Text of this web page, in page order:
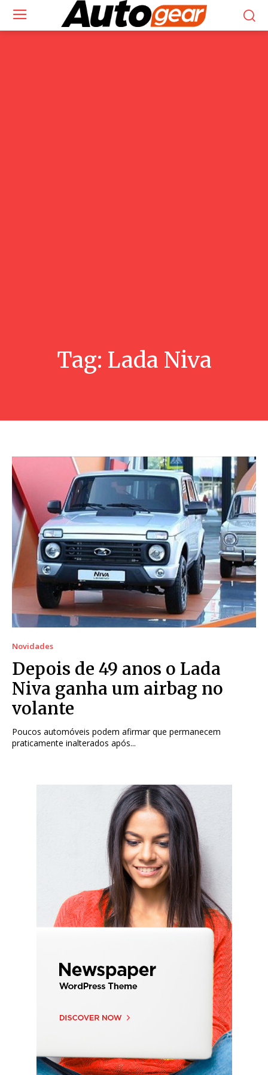
Tag: Lada Niva
Novidades
Depois de 49 anos o Lada
Niva ganha um airbag no
volante
Poucos automóveis podem afirmar que permanecem
praticamente inalterados após...